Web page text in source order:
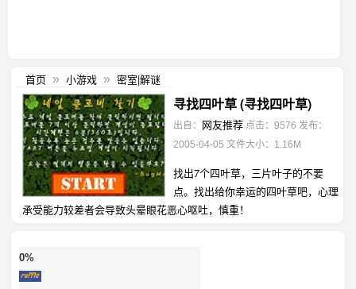
首页 » 小游戏 » 密室|解谜
寻找四叶草 (寻找四叶草)
出自： 网友推荐 点击：9576 发布：
2005-04-05 文件大小：1.16M
找出7个四叶草，三片叶子的不要
点。找出给你幸运的四叶草吧，心理
承受能力较差者会导致头晕眼花恶心呕吐，慎重！
0%